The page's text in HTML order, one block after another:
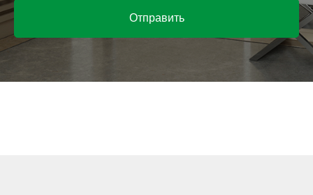
Отправить